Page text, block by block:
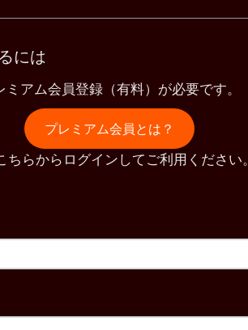
には
ミアム会員登録（有料）が必要です。
プレミアム会員とは？
らからログインしてご利用ください。